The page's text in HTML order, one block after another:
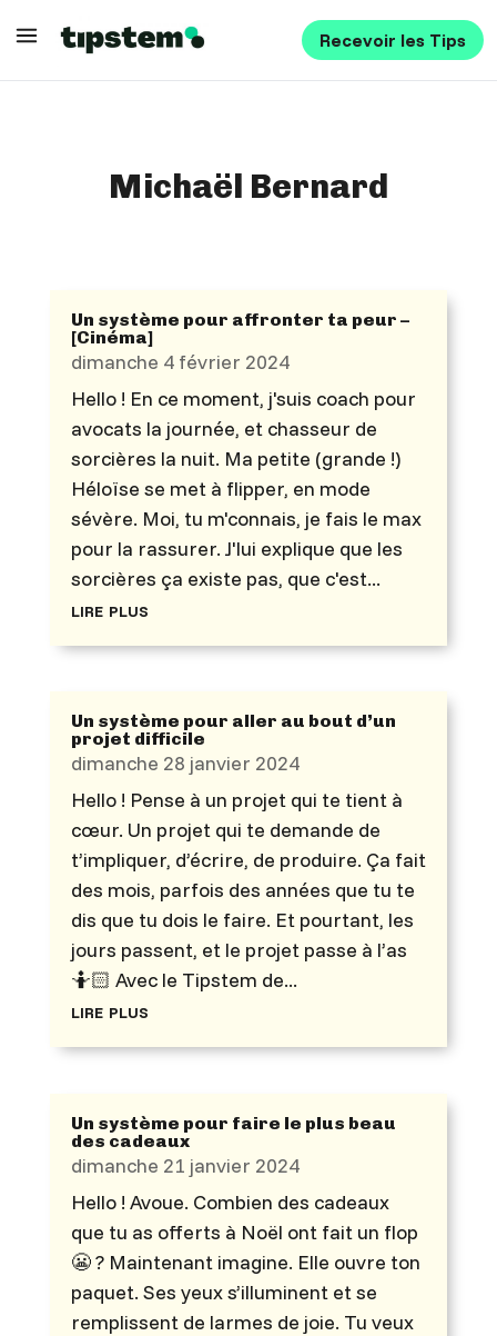
Recevoir les Tips
Michaël Bernard
Un système pour affronter ta peur –
[Cinéma]
dimanche 4 février 2024
Hello ! En ce moment, j'suis coach pour
avocats la journée, et chasseur de
sorcières la nuit. Ma petite (grande !)
Héloïse se met à flipper, en mode
sévère. Moi, tu m'connais, je fais le max
pour la rassurer. J'lui explique que les
sorcières ça existe pas, que c'est...
lire plus
Un système pour aller au bout d’un
projet difficile
dimanche 28 janvier 2024
Hello ! Pense à un projet qui te tient à
cœur. Un projet qui te demande de
t’impliquer, d’écrire, de produire. Ça fait
des mois, parfois des années que tu te
dis que tu dois le faire. Et pourtant, les
jours passent, et le projet passe à l’as
🤷🏻 Avec le Tipstem de...
lire plus
Un système pour faire le plus beau
des cadeaux
dimanche 21 janvier 2024
Hello ! Avoue. Combien des cadeaux
que tu as offerts à Noël ont fait un flop
😬 ? Maintenant imagine. Elle ouvre ton
paquet. Ses yeux s’illuminent et se
remplissent de larmes de joie. Tu veux